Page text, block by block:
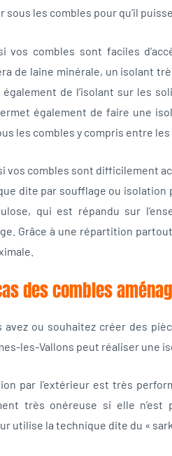
sous les combles pour qu’il
vos combles sont faciles
de laine minérale, un isolant
de l’isolant sur les
également de faire une
les combles y compris entre les
vos combles sont difficilement
dite par soufflage ou isolation
qui est répandu sur
Grâce à une répartition
des combles
avez ou souhaitez créer des
les-Vallons peut réaliser une
par l’extérieur est très
très onéreuse si elle
utilise la technique dite du «